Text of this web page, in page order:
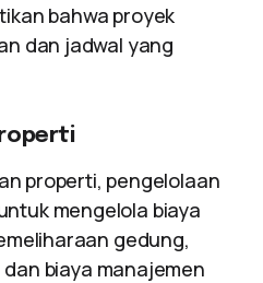
bahwa proyek
dan jadwal yang
properti, pengelolaan
mengelola biaya
gedung,
biaya manajemen